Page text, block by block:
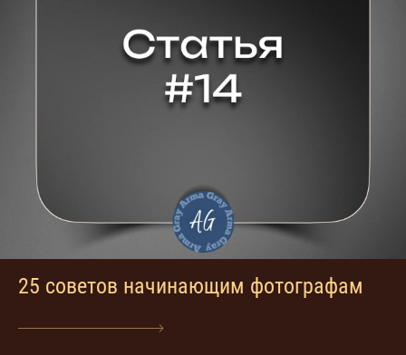
25 советов начинающим фотографам